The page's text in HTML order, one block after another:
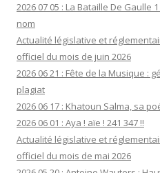
2026 07 05 : La Bataille De Gaulle 1
nom
Actualité législative et
officiel du mois de juin 2026
2026 06 21 : Fête de la Musique :
plagiat
2026 06 17 : Khatoun Salma, sa
2026 06 01 : Aya ! aïe ! 241 347 !!
Actualité législative et
officiel du mois de mai 2026